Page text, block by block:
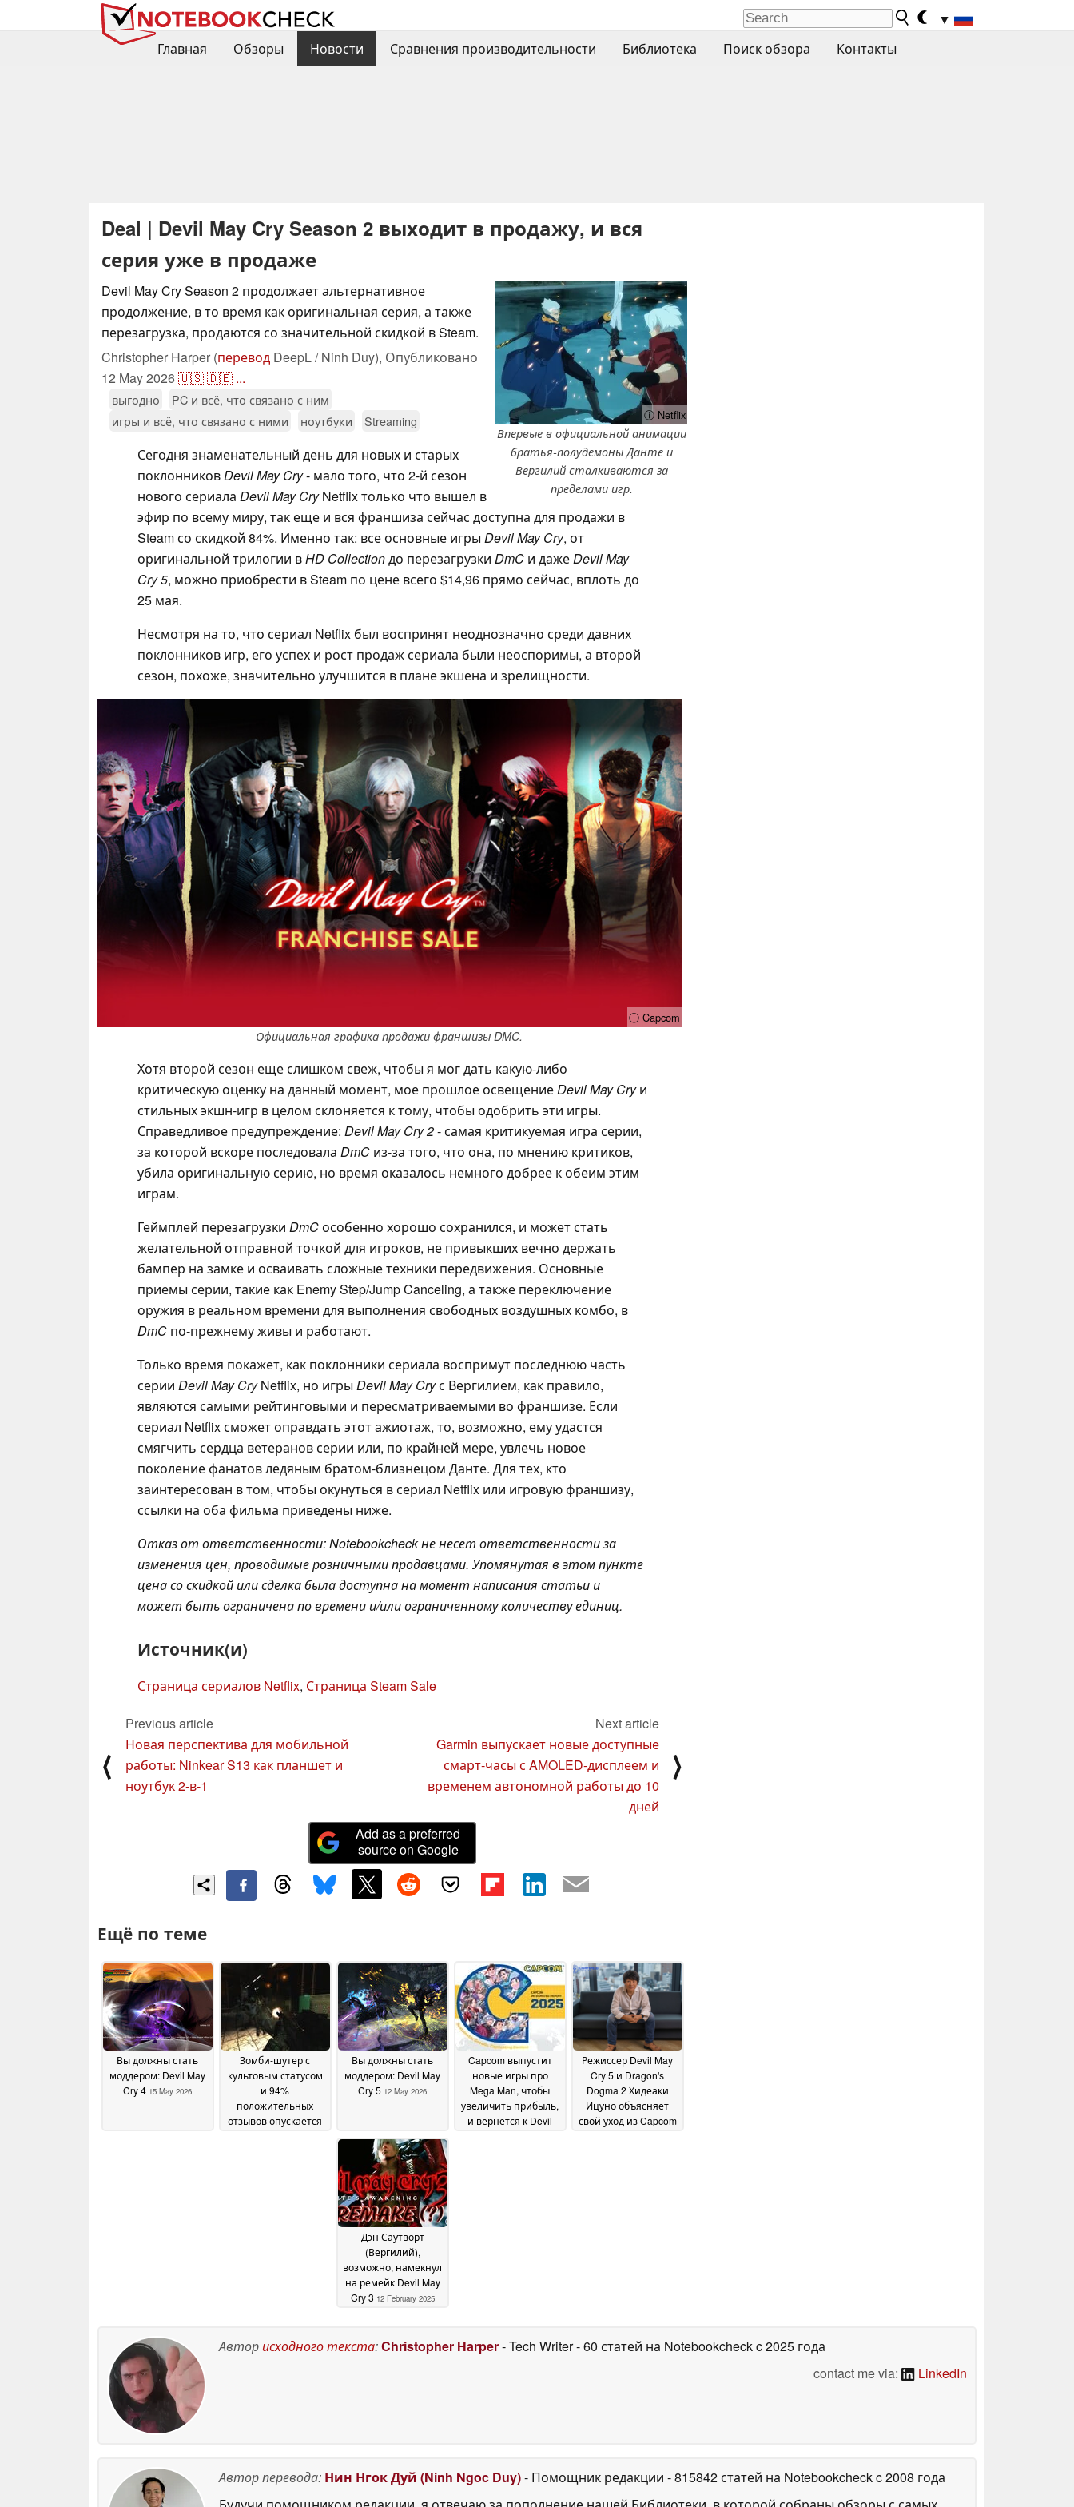
▼
Главная
Обзоры Новости Сравнения производительности Библиотека Поиск обзора Контакты
Deal | Devil May Cry Season 2 выходит в продажу, и вся
серия уже в продаже
ⓘ Netflix
Впервые в официальной анимации
братья-полудемоны Данте и
Вергилий сталкиваются за
пределами игр.
Devil May Cry Season 2 продолжает альтернативное
продолжение, в то время как оригинальная серия, а также
перезагрузка, продаются со значительной скидкой в Steam.
Christopher Harper (перевод DeepL / Ninh Duy), Опубликовано
12 May 2026🇺🇸🇩🇪 ...
выгодно
PC и всё, что связано с ним
игры и всё, что связано с ними
ноутбуки Streaming
Сегодня знаменательный день для новых и старых
поклонниковDevil May Cry- мало того, что 2-й сезон
нового сериала Devil May CryNetflix только что вышел в
эфир по всему миру, так еще и вся франшиза сейчас доступна для продажи в
Steam со скидкой 84%. Именно так: все основные игры Devil May Cry, от
оригинальной трилогии вHD Collectionдо перезагрузки DmC и дажеDevil May
Cry 5, можно приобрести в Steam по цене всего $14,96 прямо сейчас, вплоть до
25 мая.
Несмотря на то, что сериал Netflix был воспринят неоднозначно среди давних
поклонников игр, его успех и рост продаж сериала были неоспоримы, а второй
сезон, похоже, значительно улучшится в плане экшена и зрелищности.
ⓘ Capcom
Официальная графика продажи франшизы DMC.
Хотя второй сезон еще слишком свеж, чтобы я мог дать какую-либо
критическую оценку на данный момент, мое прошлое освещениеDevil May Cryи
стильных экшн-игр в целом склоняется к тому, чтобы одобрить эти игры.
Справедливое предупреждение: Devil May Cry 2- самая критикуемая игра серии,
за которой вскоре последовала DmC из-за того, что она, по мнению критиков,
убила оригинальную серию, но время оказалось немного добрее к обеим этим
играм.
Геймплей перезагрузки DmCособенно хорошо сохранился, и может стать
желательной отправной точкой для игроков, не привыкших вечно держать
бампер на замке и осваивать сложные техники передвижения. Основные
приемы серии, такие как Enemy Step/Jump Canceling, а также переключение
оружия в реальном времени для выполнения свободных воздушных комбо, в
DmC по-прежнему живы и работают.
Только время покажет, как поклонники сериала воспримут последнюю часть
серии Devil May CryNetflix, но игры Devil May Cryс Вергилием, как правило,
являются самыми рейтинговыми и пересматриваемыми во франшизе. Если
сериал Netflix сможет оправдать этот ажиотаж, то, возможно, ему удастся
смягчить сердца ветеранов серии или, по крайней мере, увлечь новое
поколение фанатов ледяным братом-близнецом Данте. Для тех, кто
заинтересован в том, чтобы окунуться в сериал Netflix или игровую франшизу,
ссылки на оба фильма приведены ниже.
Отказ от ответственности: Notebookcheck не несет ответственности за
изменения цен, проводимые розничными продавцами. Упомянутая в этом пункте
цена со скидкой или сделка была доступна на момент написания статьи и
может быть ограничена по времени и/или ограниченному количеству единиц.
Источник(и)
Страница сериалов Netflix, Страница Steam Sale
⟨
Previous article
Новая перспектива для мобильной
работы: Ninkear S13 как планшет и
ноутбук 2-в-1
Next article
Garmin выпускает новые доступные
смарт-часы с AMOLED-дисплеем и
временем автономной работы до 10
дней
⟩
Add as a preferred
source on Google
Ещё по теме
Вы должны стать
моддером: Devil May
Cry 4 15 May 2026
Зомби-шутер с
культовым статусом
и 94%
положительных
отзывов опускается
Вы должны стать
моддером: Devil May
Cry 5 12 May 2026
Capcom выпустит
новые игры про
Mega Man, чтобы
увеличить прибыль,
и вернется к Devil
Режиссер Devil May
Cry 5 и Dragon's
Dogma 2 Хидеаки
Ицуно объясняет
свой уход из Capcom
Дэн Саутворт
(Вергилий),
возможно, намекнул
на ремейк Devil May
Cry 3 12 February 2025
Авторисходного текста:Christopher Harper- Tech Writer- 60 статей на Notebookcheckc 2025 года
contact me via:
LinkedIn
Автор перевода: Нин Нгок Дуй (Ninh Ngoc Duy)- Помощник редакции - 815842 статей на Notebookcheckc 2008 года